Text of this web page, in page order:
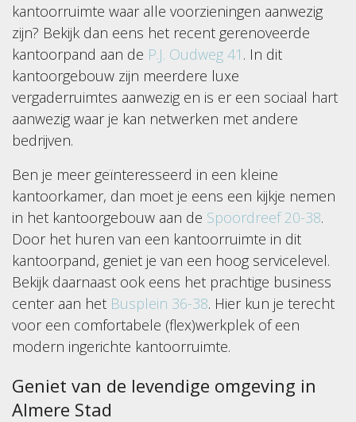
kantoorruimte waar alle voorzieningen aanwezig
zijn? Bekijk dan eens het recent gerenoveerde
kantoorpand aan de P.J. Oudweg 41 . In dit
kantoorgebouw zijn meerdere luxe
vergaderruimtes aanwezig en is er een sociaal hart
aanwezig waar je kan netwerken met andere
bedrijven.
Ben je meer geïnteresseerd in een kleine
kantoorkamer, dan moet je eens een kijkje nemen
in het kantoorgebouw aan de Spoordreef 20-38.
Door het huren van een kantoorruimte in dit
kantoorpand, geniet je van een hoog servicelevel.
Bekijk daarnaast ook eens het prachtige business
center aan het Busplein 36-38. Hier kun je terecht
voor een comfortabele (flex)werkplek of een
modern ingerichte kantoorruimte.
Geniet van de levendige omgeving in
Almere Stad